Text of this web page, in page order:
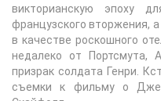
викторианскую эпоху
французского вторжения,
в качестве роскошного
недалеко от Портсмута,
призрак солдата Генри.
съемки к фильму о